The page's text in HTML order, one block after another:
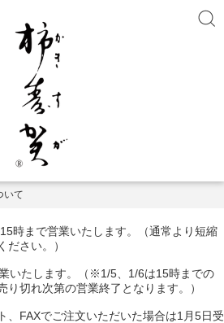
いて
時まで営業いたします。（通常より短縮
ださい。）
いたします。（※1/5、1/6は15時までの
切れ次第の営業終了となります。）
、FAXでご注文いただいた場合は1月5日受